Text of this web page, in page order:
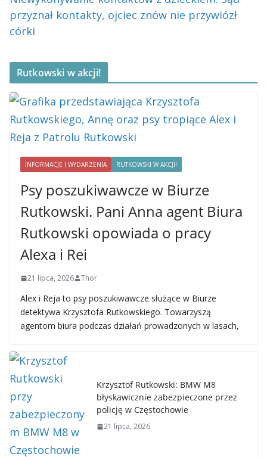
przyznał kontakty, ojciec znów nie przywiózł
córki
Rutkowski w akcji!
INFORMACJE I WYDARZENIA RUTKOWSKI W AKCJI!
Psy poszukiwawcze w Biurze
Rutkowski. Pani Anna agent Biura
Rutkowski opowiada o pracy
Alexa i Rei
21 lipca, 2026 Thor
Alex i Reja to psy poszukiwawcze służące w Biurze
detektywa Krzysztofa Rutkowskiego. Towarzyszą
agentom biura podczas działań prowadzonych w lasach,
Krzysztof Rutkowski: BMW M8
błyskawicznie zabezpieczone przez
policję w Częstochowie
21 lipca, 2026